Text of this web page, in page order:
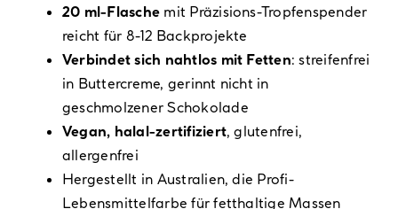
20 ml-Flasche mit Präzisions-Tropfenspender
reicht für 8-12 Backprojekte
Verbindet sich nahtlos mit Fetten: streifenfrei
in Buttercreme, gerinnt nicht in
geschmolzener Schokolade
Vegan, halal-zertifiziert, glutenfrei,
allergenfrei
Hergestellt in Australien, die Profi-
Lebensmittelfarbe für fetthaltige Massen